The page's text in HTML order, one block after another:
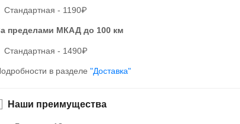
Стандартная - 1190₽
пределами МКАД до 100 км
Стандартная - 1490₽
в разделе "Доставка"
Наши преимущества